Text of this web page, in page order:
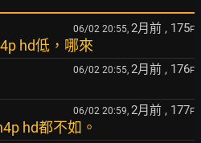
06/02 20:55, 2月前 , 175F
hd低，哪來
06/02 20:55, 2月前 , 176F
06/02 20:59, 2月前 , 177F
hd都不如。